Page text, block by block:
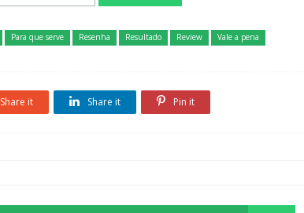
Para que serve Resenha Resultado Review Vale a pena
Share it Share it Pin it